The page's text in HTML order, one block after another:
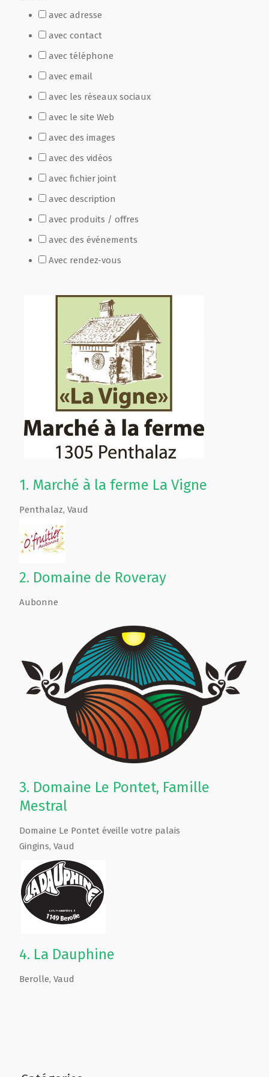
avec adresse
avec contact
avec téléphone
avec email
avec les réseaux sociaux
avec le site Web
avec des images
avec des vidéos
avec fichier joint
avec description
avec produits / offres
avec des événements
Avec rendez-vous
1. Marché à la ferme La Vigne
Penthalaz, Vaud
2. Domaine de Roveray
Aubonne
3. Domaine Le Pontet, Famille
Mestral
Domaine Le Pontet éveille votre palais
Gingins, Vaud
4. La Dauphine
Berolle, Vaud
Fête Marché Paysan
Partenaires